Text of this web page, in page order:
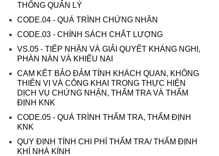
THỐNG QUẢN LÝ
CODE.04 - QUÁ TRÌNH CHỨNG NHẬN
CODE.03 - CHÍNH SÁCH CHẤT LƯỢNG
VS.05 - TIẾP NHẬN VÀ GIẢI QUYẾT KHÁNG NGHỊ,
PHÀN NÀN VÀ KHIẾU NẠI
CAM KẾT BẢO ĐẢM TÍNH KHÁCH QUAN, KHÔNG
THIÊN VỊ VÀ CÔNG KHAI TRONG THỰC HIỆN
DỊCH VỤ CHỨNG NHẬN, THẨM TRA VÀ THẨM
ĐỊNH KNK
CODE.05 - QUÁ TRÌNH THẨM TRA, THẨM ĐỊNH
KNK
QUY ĐỊNH TÍNH CHI PHÍ THẨM TRA/ THẨM ĐỊNH
KHÍ NHÀ KÍNH